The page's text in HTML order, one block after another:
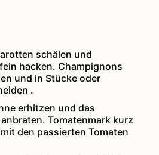
schälen und
hacken. Champignons
und in Stücke oder
.
erhitzen und das
Tomatenmark kurz
den passierten Tomaten